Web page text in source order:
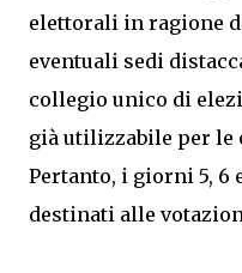
elettorali in ragione
eventuali sedi
collegio unico di
già utilizzabile per le
Pertanto, i giorni 5, 6
destinati alle